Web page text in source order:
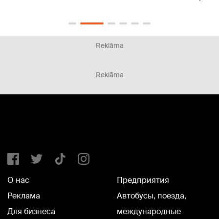
Reklāma
Reklāma
О нас
Реклама
Для бизнеса
Предприятия
Автобусы, поезда,
международные